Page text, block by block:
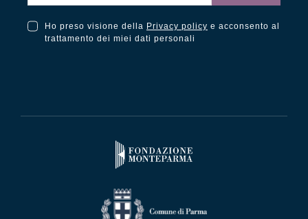
Ho preso visione della Privacy policy e acconsento al
trattamento dei miei dati personali